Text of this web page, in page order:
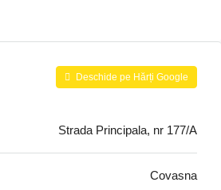
Deschide pe Hărți Google
Strada Principala, nr 177/A
Covasna